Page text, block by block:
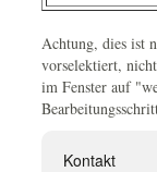
Achtung, dies ist
vorselektiert,
im Fenster auf
Kontakt